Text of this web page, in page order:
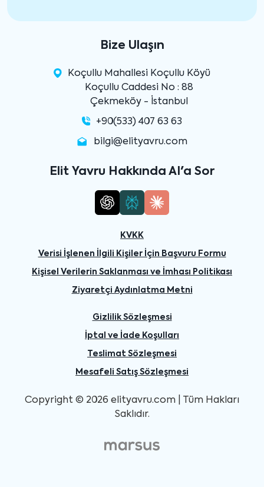
Bize Ulaşın
Koçullu Mahallesi Koçullu Köyü
Koçullu Caddesi No : 88
Çekmeköy - İstanbul
+90(533) 407 63 63
bilgi@elityavru.com
Elit Yavru Hakkında AI'a Sor
KVKK
Verisi İşlenen İlgili Kişiler İçin Başvuru Formu
Kişisel Verilerin Saklanması ve İmhası Politikası
Ziyaretçi Aydınlatma Metni
Gizlilik Sözleşmesi
İptal ve İade Koşulları
Teslimat Sözleşmesi
Mesafeli Satış Sözleşmesi
Copyright © 2026 elityavru.com | Tüm Hakları
Saklıdır.